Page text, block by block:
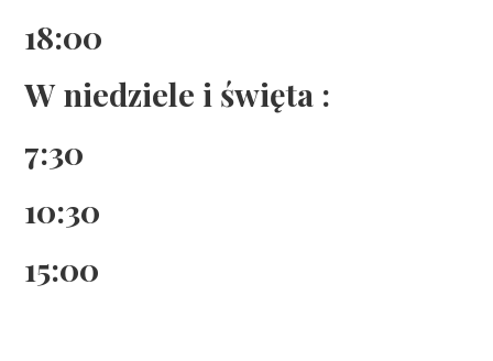
18:00
W niedziele i święta :
7:30
10:30
15:00